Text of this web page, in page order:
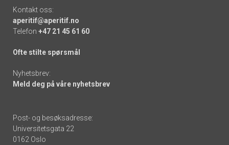
Kontakt oss:
aperitif@aperitif.no
Telefon +47 21 45 61 60
Ofte stilte spørsmål
Nyhetsbrev:
Meld deg på våre nyhetsbrev
Post- og besøksadresse:
Universitetsgata 22
0162 Oslo